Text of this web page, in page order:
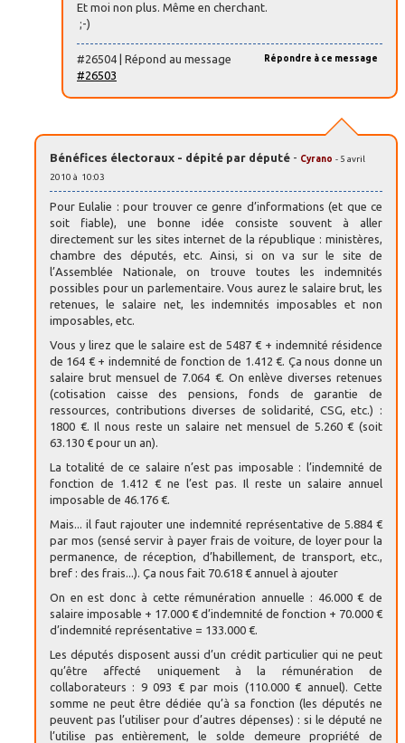
Et moi non plus. Même en cherchant.
;-)
Répondre à ce message
#26504 | Répond au message
#26503
Bénéfices électoraux - dépité par député - Cyrano - 5 avril
2010 à 10:03
Pour Eulalie : pour trouver ce genre d’informations (et que ce
soit fiable), une bonne idée consiste souvent à aller
directement sur les sites internet de la république : ministères,
chambre des députés, etc. Ainsi, si on va sur le site de
l’Assemblée Nationale, on trouve toutes les indemnités
possibles pour un parlementaire. Vous aurez le salaire brut, les
retenues, le salaire net, les indemnités imposables et non
imposables, etc.
Vous y lirez que le salaire est de 5487 € + indemnité résidence
de 164 € + indemnité de fonction de 1.412 €. Ça nous donne un
salaire brut mensuel de 7.064 €. On enlève diverses retenues
(cotisation caisse des pensions, fonds de garantie de
ressources, contributions diverses de solidarité, CSG, etc.) :
1800 €. Il nous reste un salaire net mensuel de 5.260 € (soit
63.130 € pour un an).
La totalité de ce salaire n’est pas imposable : l’indemnité de
fonction de 1.412 € ne l’est pas. Il reste un salaire annuel
imposable de 46.176 €.
Mais... il faut rajouter une indemnité représentative de 5.884 €
par mos (sensé servir à payer frais de voiture, de loyer pour la
permanence, de réception, d’habillement, de transport, etc.,
bref : des frais...). Ça nous fait 70.618 € annuel à ajouter
On en est donc à cette rémunération annuelle : 46.000 € de
salaire imposable + 17.000 € d’indemnité de fonction + 70.000 €
d’indemnité représentative = 133.000 €.
Les députés disposent aussi d’un crédit particulier qui ne peut
qu’être affecté uniquement à la rémunération de
collaborateurs : 9 093 € par mois (110.000 € annuel). Cette
somme ne peut être dédiée qu’à sa fonction (les députés ne
peuvent pas l’utiliser pour d’autres dépenses) : si le député ne
l’utilise pas entièrement, le solde demeure propriété de